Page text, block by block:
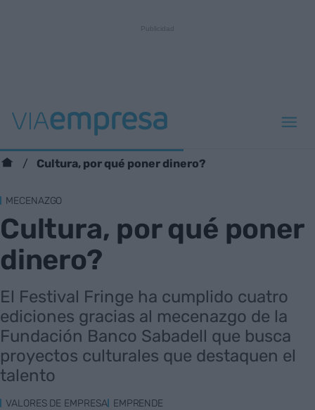
Cultura, por qué poner dinero?
MECENAZGO
Cultura, por qué poner
dinero?
El Festival Fringe ha cumplido cuatro
ediciones gracias al mecenazgo de la
Fundación Banco Sabadell que busca
proyectos culturales que destaquen el
talento
VALORES DE EMPRESA EMPRENDE